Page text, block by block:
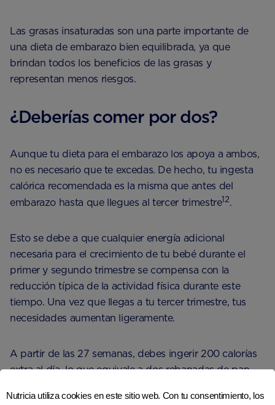
Las grasas insaturadas son una parte importante de
una dieta de embarazo bien equilibrada, ya que
brindan todos los beneficios de las grasas y
representan menos riesgos.
¿Deberías comer por dos?
Aunque tu dieta para el embarazo los apoya a ambos,
no es necesario que te excedas. De hecho, tu ingesta
calórica recomendada es la misma que antes del
embarazo hasta que llegues al tercer trimestre12.
Esto se debe a que cualquier energía adicional
necesaria para el crecimiento de tu bebé durante el
primer y segundo trimestre se compensa con la
reducción típica de la actividad física durante este
tiempo. Una vez que llegas a tu tercer trimestre, tus
necesidades aumentan ligeramente.
A partir de las 27 semanas, debes ingerir 200 calorías
extra al día, lo que equivale a dos rebanadas de pan
Nutricia utiliza cookies en este sitio web. Con tu consentimiento, los